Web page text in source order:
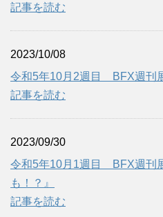
記事を読む
2023/10/08
令和5年10月2週目 BFX週刊
記事を読む
2023/09/30
令和5年10月1週目 BFX週刊
も！？』
記事を読む